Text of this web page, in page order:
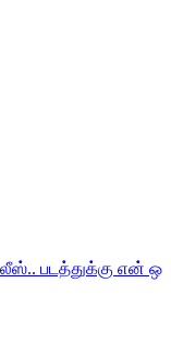
படத்துக்கு என் ஒ